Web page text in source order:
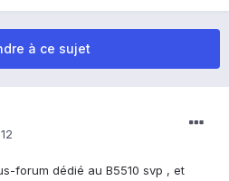
à ce sujet
forum dédié au B5510 svp , et